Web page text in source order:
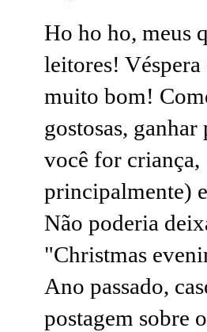
Ho ho ho, meus
leitores! Véspera
muito bom!
gostosas, ganhar
você for criança,
principalmente)
Não poderia
"Christmas
Ano passado,
postagem sobre